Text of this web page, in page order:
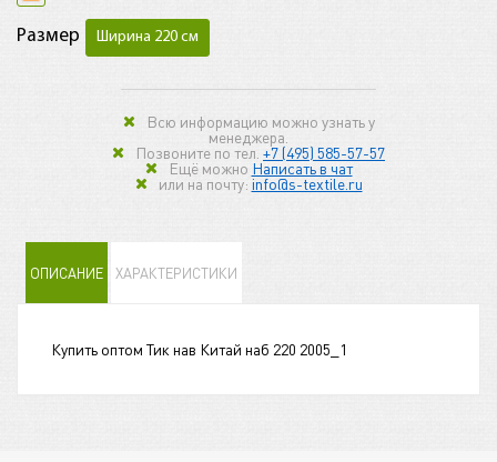
Размер Ширина 220 см
Всю информацию можно узнать у
менеджера.
Позвоните по тел. +7 (495) 585-57-57
Ещё можно Написать в чат
или на почту: info@s-textile.ru
ОПИСАНИЕ ХАРАКТЕРИСТИКИ
Купить оптом Тик нав Китай наб 220 2005_1